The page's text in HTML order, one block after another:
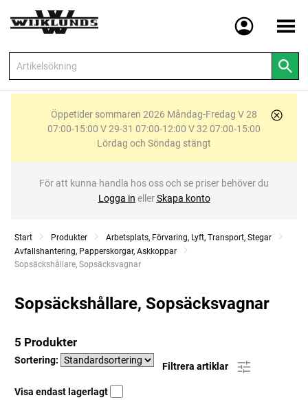
Meny
Öppetider sommaren 2026 Måndag-Fredag V 28
07:00-15:00 V 29-31 07:00-12:00 V 32 07:00-15:00
Lördag och Söndag stängt
För att kunna handla hos oss och se priser behöver du
Logga in ellerSkapa konto
Start Produkter
Arbetsplats, Förvaring, Lyft, Transport, Stegar
Avfallshantering, Papperskorgar, Askkoppar
Current:
Sopsäckshållare, Sopsäcksvagnar
Sopsäckshållare, Sopsäcksvagnar
5 Produkter
Sortering:
Filtrera artiklar
Visa endast lagerlagt